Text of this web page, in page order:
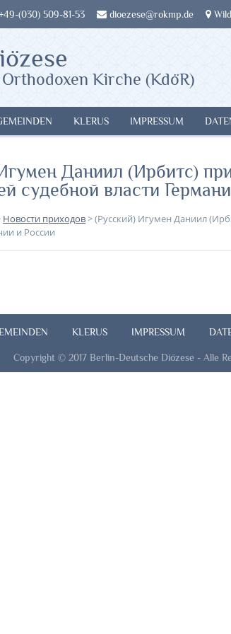
(030) 509-81-53 dioezese@rokmp.de
Kirche (KdöR)
KLERUS IMPRESSUM
Даниил (Ирбитс)
судебной власти
Новости приходов>(Русский) Игумен Даниил
и России
KLERUS IMPRESSUM
Copyright © 2017 Berlin-Deutsche Diözese - Alle